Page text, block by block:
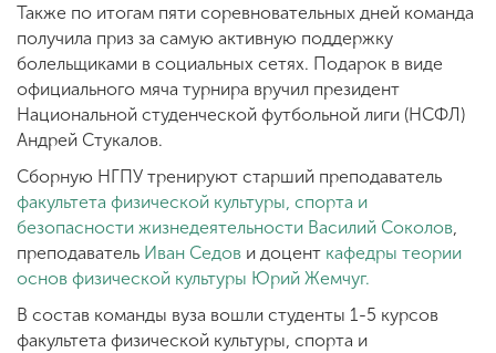
Также по итогам пяти соревновательных дней команда
получила приз за самую активную поддержку
болельщиками в социальных сетях. Подарок в виде
официального мяча турнира вручил президент
Национальной студенческой футбольной лиги (НСФЛ)
Андрей Стукалов.
Сборную НГПУ тренируют старший преподаватель
факультета физической культуры, спорта и
безопасности жизнедеятельности Василий Соколов
преподаватель Иван Седов и доцент кафедры теории
основ физической культуры Юрий Жемчуг.
В состав команды вуза вошли студенты 1-5 курсов
факультета физической культуры, спорта и